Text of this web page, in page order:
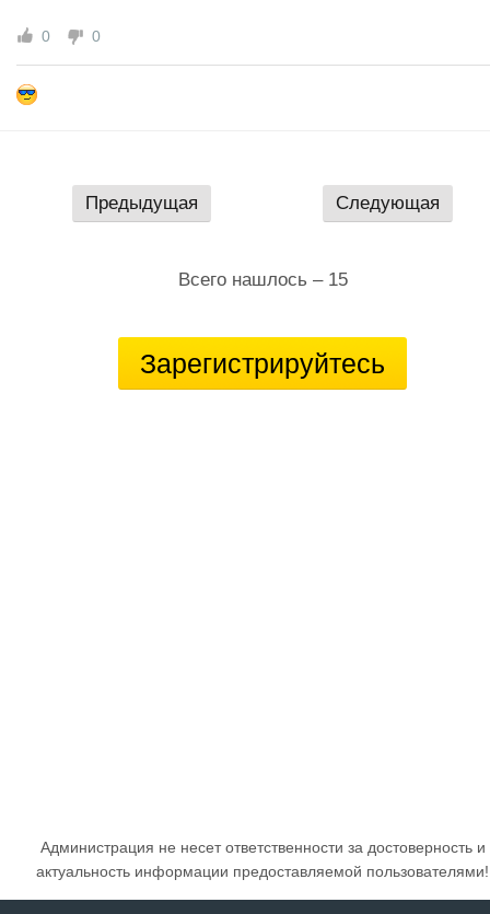
0 0
Предыдущая Следующая
Всего нашлось – 15
Зарегистрируйтесь
Администрация не несет ответственности за достоверность и
актуальность информации предоставляемой пользователями!